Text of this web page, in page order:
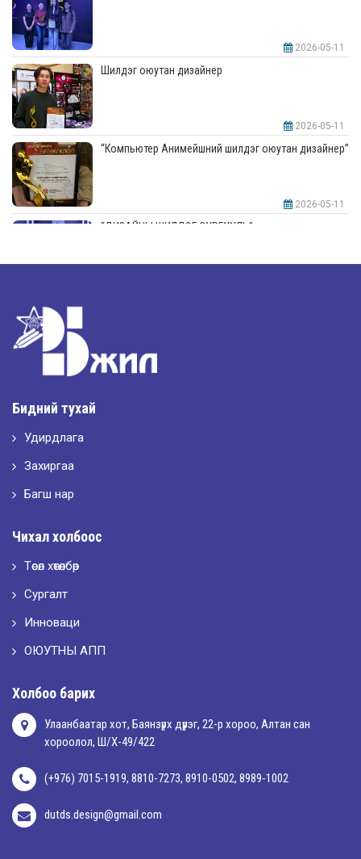
2026-05-11
Шилдэг оюутан дизайнер
2026-05-11
“Компьютер Анимейшний шилдэг оюутан дизайнер”
2026-05-11
“ДИЗАЙНЫ ШИЛДЭГ СУРГУУЛЬ”-аар шалгарлаа
“ХҮСЛЭН 2026” хувцас загварын улсын уралдаан,
Бидний тухай
Удирдлага
Захиргаа
Багш нар
Чихал холбоос
Төсөл хөтөлбөр
Сургалт
Инноваци
ОЮУТНЫ АПП
Холбоо барих
Улаанбаатар хот, Баянзүрх дүүрэг, 22-р хороо, Алтан сан
хороолол, Ш/Х-49/422
(+976) 7015-1919, 8810-7273, 8910-0502, 8989-1002
dutds.design@gmail.com